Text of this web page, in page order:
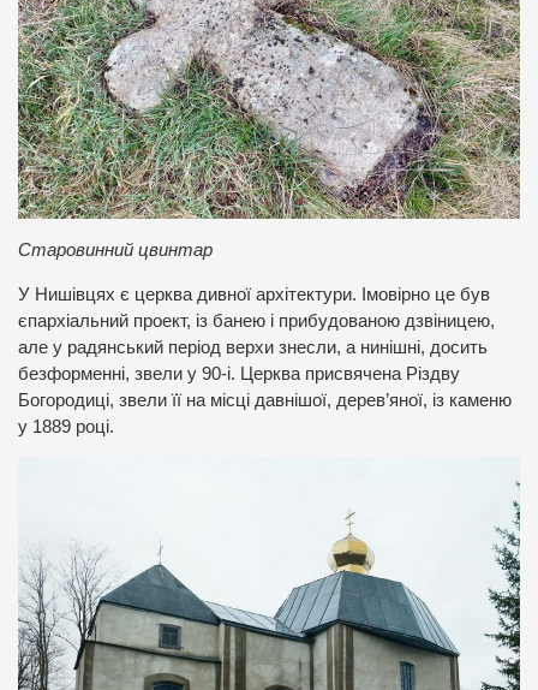
Старовинний цвинтар
У Нишівцях є церква дивної архітектури. Імовірно це був
єпархіальний проект, із банею і прибудованою дзвіницею,
але у радянський період верхи знесли, а нинішні, досить
безформенні, звели у 90-і. Церква присвячена Різдву
Богородиці, звели її на місці давнішої, дерев’яної, із каменю
у 1889 році.